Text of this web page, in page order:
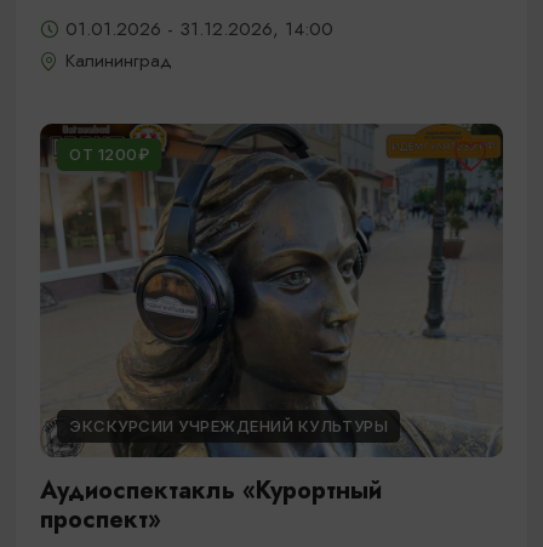
01.01.2026 - 31.12.2026, 14:00
Калининград
ОТ 1200₽
ЭКСКУРСИИ УЧРЕЖДЕНИЙ КУЛЬТУРЫ
Аудиоспектакль «Курортный
проспект»